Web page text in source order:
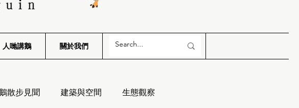
​人哋講鵝 關於我們
散步見聞 建築與空間 生態觀察